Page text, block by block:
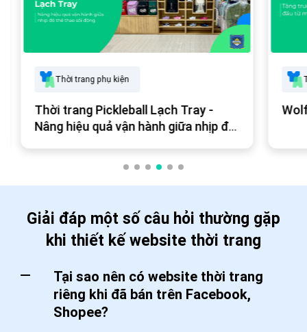
Thời trang phụ kiện
Thời trang Pickleball Lạch Tray -
Nâng hiệu quả vận hành giữa nhịp độ
Giải đáp một số câu hỏi thường gặp
khi thiết kế website thời trang
Tại sao nên có website thời trang
riêng khi đã bán trên Facebook,
Shopee?